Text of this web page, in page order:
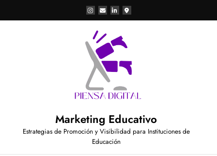
contenido
Marketing Educativo
Estrategias de Promoción y Visibilidad para Instituciones de
Educación